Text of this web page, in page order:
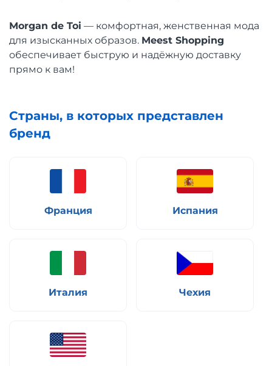
Morgan de Toi — комфортная, женственная мода
для изысканных образов. Meest Shopping
обеспечивает быструю и надёжную доставку
прямо к вам!
Страны, в которых представлен
бренд
Франция Испания
Италия Чехия